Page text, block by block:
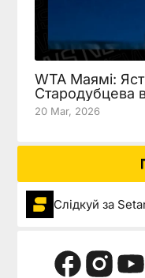
WTA Маямі:
Стародубцева
20 Mar, 2026
Слідкуй за